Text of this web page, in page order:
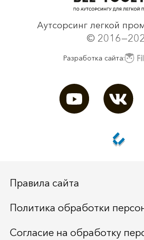
Аутсорсинг легкой
©
Разработка сайта:
Правила сайта
Политика обработки
Согласие на обработку